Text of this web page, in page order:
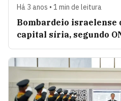
Há 3 anos • 1 min de leitura
Bombardeio israelense
capital síria, segundo